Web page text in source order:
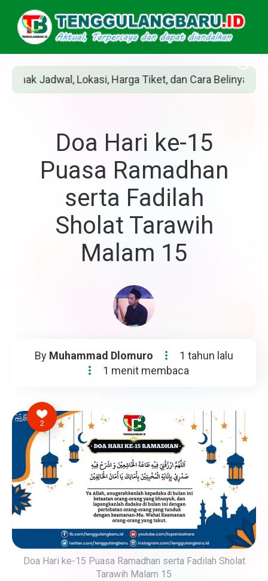
Tiket, dan Cara Belinya Siapakah
Doa Hari ke-15
Puasa Ramadhan
serta Fadilah
Sholat Tarawih
Malam 15
By Muhammad Dlomuro
1 tahun lalu
1 menit membaca
2
Doa Hari ke-15 Puasa Ramadhan serta Fadilah Sholat
Tarawih Malam 15